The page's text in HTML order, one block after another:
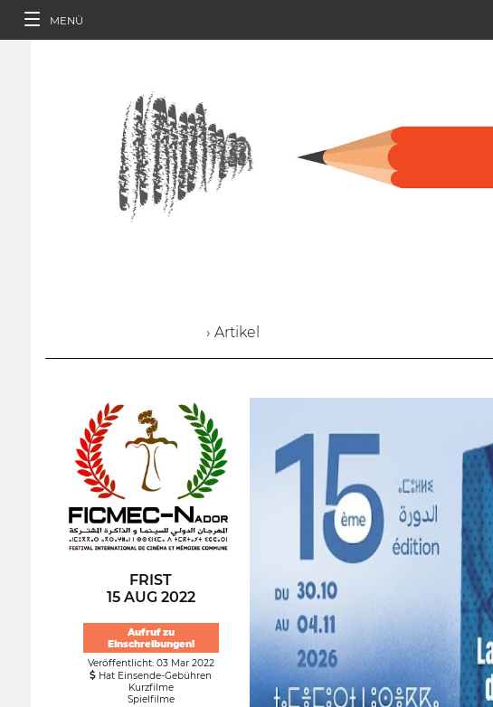
MENÜ
› Artikel
FRIST
15 AUG 2022
Aufruf zu
Einschreibungen!
Veröffentlicht: 03 Mar 2022
Hat Einsende-Gebühren
Kurzfilme
Spielfilme